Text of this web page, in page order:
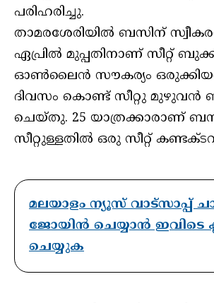
പരിഹരിച്ചു.
താമരശേരിയിൽ ബസിന്
ഏപ്രിൽ മുപ്പതിനാണ് സീറ്റ്
ഓൺലൈൻ സൗകര്യം
ദിവസം കൊണ്ട് സീറ്റു മുഴുവൻ
ചെയ്തു. 25 യാത്രക്കാരാണ്
സീറ്റുള്ളതിൽ ഒരു സീറ്റ്
മലയാളം ന്യൂസ് വാട്സാപ്പ്
ജോയിൻ ചെയ്യാൻ ഇവിടെ
ചെയ്യുക